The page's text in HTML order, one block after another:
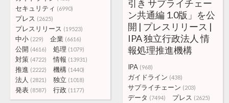
セキュリティ (6990)
プレス (2625)
プレスリリース (19523)
中小 (229) 企業 (6616)
公開 (4616) 処理 (1079)
対策 (4722) 情報 (13931)
推進 (2222) 機構 (1440)
法人 (2821) 独立 (1018)
発表 (8587) 行政 (1177)
引き サプライチェー
ン共通編 1.0版」を公
開 | プレスリリース |
IPA 独立行政法人 情
報処理推進機構
IPA (968)
ガイドライン (438)
サプライチェーン (203)
データ (7494) プレス (2625)